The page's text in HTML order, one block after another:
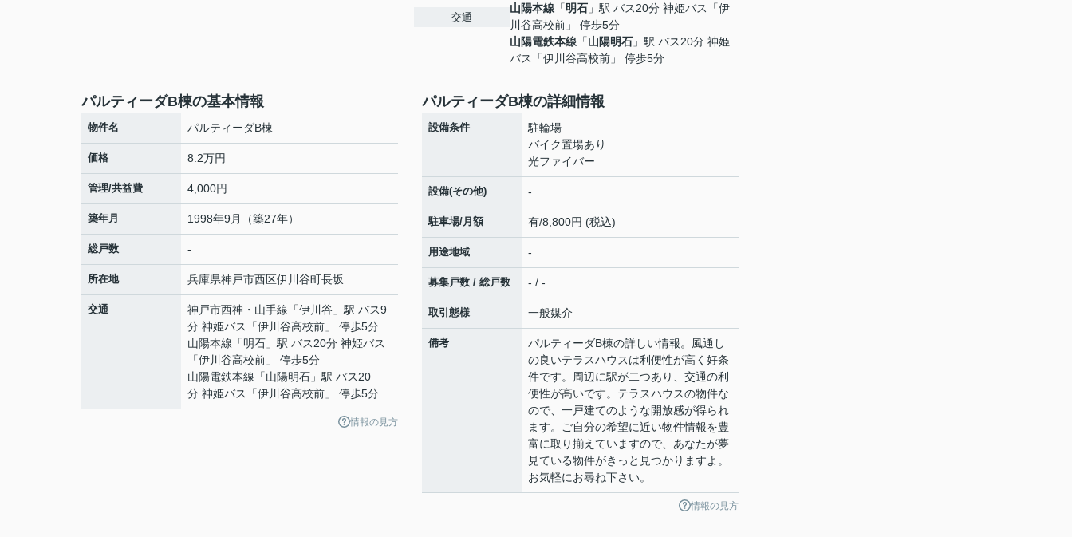
交通
山陽本線 「明石 」駅 バス20分 神姫バス「伊
川谷高校前」 停歩5分
山陽電鉄本線 「山陽明石 」駅 バス20分 神姫
バス「伊川谷高校前」 停歩5分
パルティーダB棟の基本情報
物件名 パルティーダB棟
価格 8.2万円
管理/共益費 4,000円
築年月 1998年9月（築27年）
総戸数 -
所在地 兵庫県神戸市西区伊川谷町長坂
交通 神戸市西神・山手線 「伊川谷 」駅 バス9
分 神姫バス「伊川谷高校前」 停歩5分
山陽本線 「明石 」駅 バス20分 神姫バス
「伊川谷高校前」 停歩5分
山陽電鉄本線 「山陽明石 」駅 バス20
分 神姫バス「伊川谷高校前」 停歩5分
情報の見方
パルティーダB棟の詳細情報
設備条件
駐輪場
バイク置場あり
光ファイバー
設備(その他) -
駐車場/月額 有/8,800円 (税込)
用途地域 -
募集戸数 / 総戸数 - / -
取引態様 一般媒介
備考
パルティーダB棟の詳しい情報。風通し
の良いテラスハウスは利便性が高く好条
件です。周辺に駅が二つあり、交通の利
便性が高いです。テラスハウスの物件な
ので、一戸建てのような開放感が得られ
ます。ご自分の希望に近い物件情報を豊
富に取り揃えていますので、あなたが夢
見ている物件がきっと見つかりますよ。
お気軽にお尋ね下さい。
情報の見方